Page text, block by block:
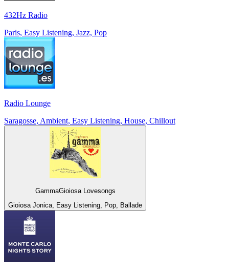
432Hz Radio
Paris, Easy Listening, Jazz, Pop
Radio Lounge
Saragosse, Ambient, Easy Listening, House, Chillout
GammaGioiosa Lovesongs
Gioiosa Jonica, Easy Listening, Pop, Ballade